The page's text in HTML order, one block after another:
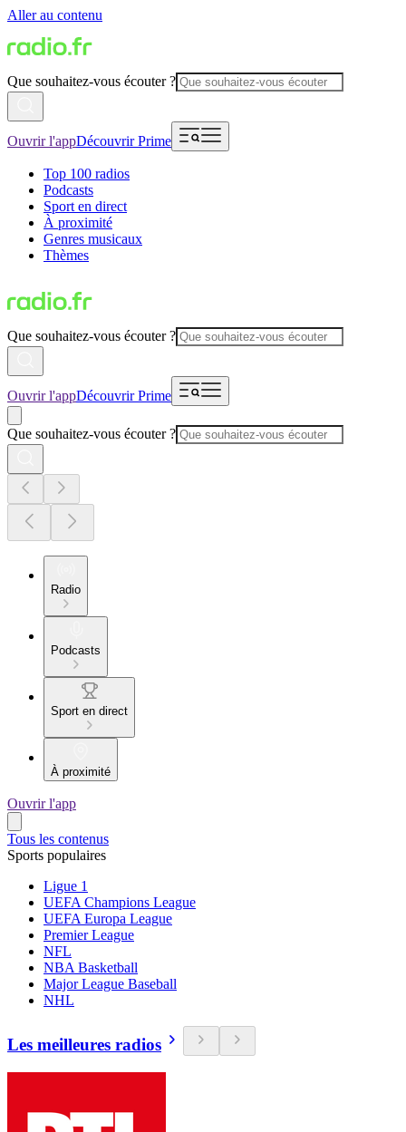
Aller au contenu
Que souhaitez-vous écouter ?
Ouvrir l'appDécouvrir Prime
Top 100 radios
Podcasts
Sport en direct
À proximité
Genres musicaux
Thèmes
Que souhaitez-vous écouter ?
Ouvrir l'appDécouvrir Prime
Que souhaitez-vous écouter ?
Radio
Podcasts
Sport en direct
À proximité
Ouvrir l'app
Tous les contenus
Sports populaires
Ligue 1
UEFA Champions League
UEFA Europa League
Premier League
NFL
NBA Basketball
Major League Baseball
NHL
Les meilleures radios